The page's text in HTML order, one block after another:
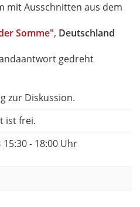
mit Ausschnitten aus dem
Somme", Deutschland
gedreht
zur Diskussion.
ist frei.
15:30 - 18:00 Uhr